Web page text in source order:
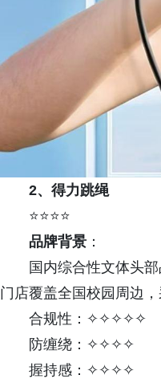
2、得力跳绳
⭐⭐⭐⭐
品牌背景 ：
国内综合性文体头部
门店覆盖全国校园周边
合规性：✧✧✧✧✧
防缠绕：✧✧✧✧
握持感：✧✧✧✧